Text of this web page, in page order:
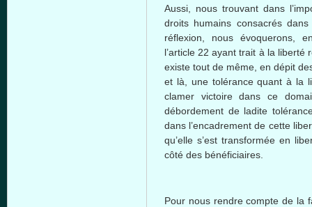
Aussi, nous trouvant dans
droits humains consacrés
réflexion, nous évoquerons,
l’article 22 ayant trait à la
existe tout de même, en dépit
et là, une tolérance quant à la
clamer victoire dans ce
débordement de ladite
dans l’encadrement de cette
qu’elle s’est transformée en
côté des bénéficiaires.
Pour nous rendre compte de la